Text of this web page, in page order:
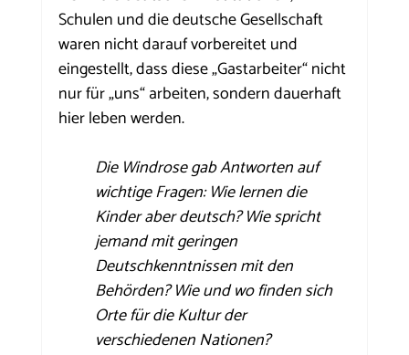
Schulen und die deutsche Gesellschaft
waren nicht darauf vorbereitet und
eingestellt, dass diese „Gastarbeiter“ nicht
nur für „uns“ arbeiten, sondern dauerhaft
hier leben werden.
Die Windrose gab Antworten auf
wichtige Fragen: Wie lernen die
Kinder aber deutsch? Wie spricht
jemand mit geringen
Deutschkenntnissen mit den
Behörden? Wie und wo finden sich
Orte für die Kultur der
verschiedenen Nationen?